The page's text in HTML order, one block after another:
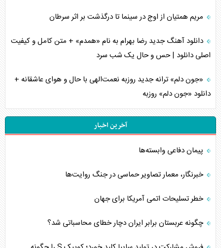
مریم همتیان از اوج در سینما تا درگذشت بر اثر سرطان
دانلود آهنگ جدید رضا بهرام به نام «همدم» + متن کامل و کیفیت
اصلی دانلود | حس و حال یک شب سرد
«جون دلم» ترانه جدید روزبه نعمت‌الهی با حال و هوای عاشقانه +
دانلود «جون دلم» روزبه
آخرین اخبار
پیمان دفاعی‌ وابسته‌ها
خبرنگار، معمار تصاویر حماسی در جنگ روایت‌ها
خطر تسلیحات اتمی آمریکا برای جهان
چگونه عربستان برابر ایران دچار خطای محاسباتی شد؟